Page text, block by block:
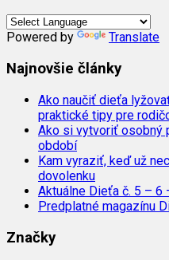
Powered by Translate
Najnovšie články
Ako naučiť dieťa
praktické tipy pre
Ako si vytvoriť osobný
období
Kam vyraziť, keď už
dovolenku
Aktuálne Dieťa č. 5 – 6
Predplatné magazínu
Značky